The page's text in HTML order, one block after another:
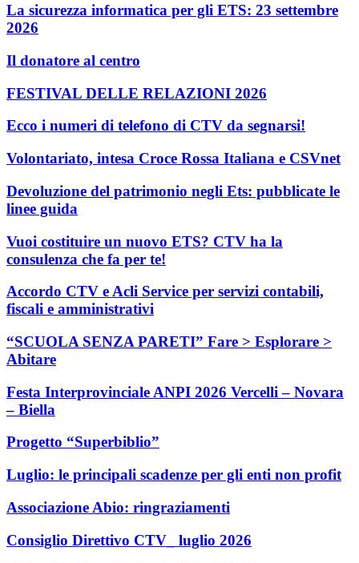
La sicurezza informatica per gli ETS: 23 settembre
2026
Il donatore al centro
FESTIVAL DELLE RELAZIONI 2026
Ecco i numeri di telefono di CTV da segnarsi!
Volontariato, intesa Croce Rossa Italiana e CSVnet
Devoluzione del patrimonio negli Ets: pubblicate le
linee guida
Vuoi costituire un nuovo ETS? CTV ha la
consulenza che fa per te!
Accordo CTV e Acli Service per servizi contabili,
fiscali e amministrativi
“SCUOLA SENZA PARETI” Fare > Esplorare >
Abitare
Festa Interprovinciale ANPI 2026 Vercelli – Novara
– Biella
Progetto “Superbiblio”
Luglio: le principali scadenze per gli enti non profit
Associazione Abio: ringraziamenti
Consiglio Direttivo CTV_ luglio 2026